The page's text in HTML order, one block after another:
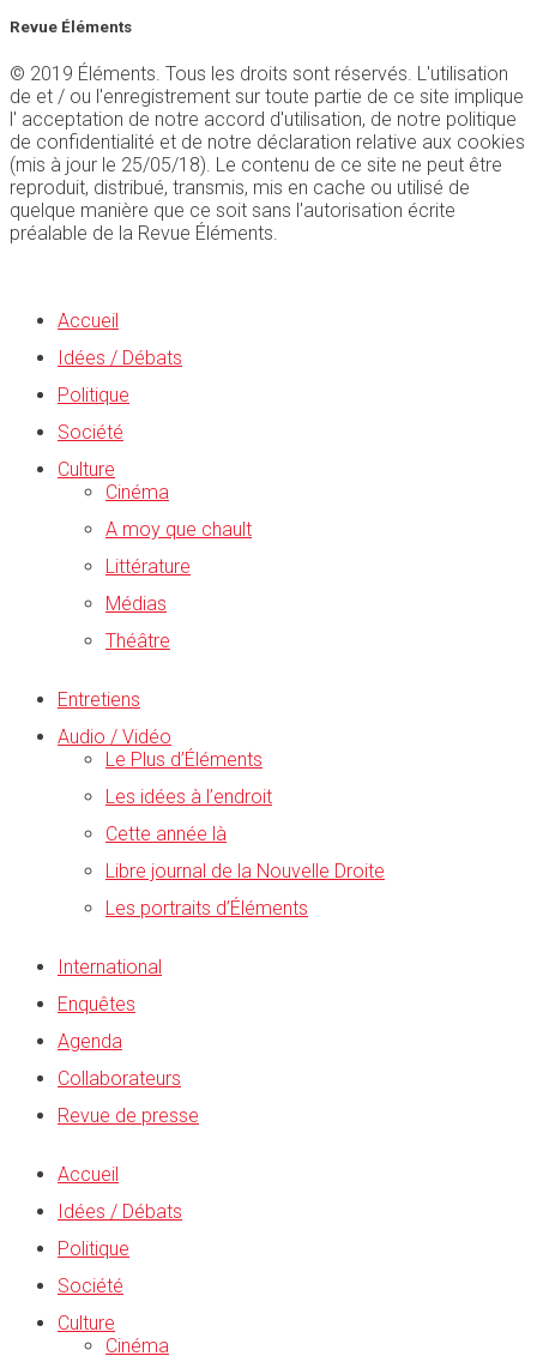
Revue Éléments
© 2019 Éléments. Tous les droits sont réservés. L'utilisation
de et / ou l'enregistrement sur toute partie de ce site implique
l' acceptation de notre accord d'utilisation, de notre politique
de confidentialité et de notre déclaration relative aux cookies
(mis à jour le 25/05/18). Le contenu de ce site ne peut être
reproduit, distribué, transmis, mis en cache ou utilisé de
quelque manière que ce soit sans l'autorisation écrite
préalable de la Revue Éléments.
Accueil
Idées / Débats
Politique
Société
Culture
Cinéma
A moy que chault
Littérature
Médias
Théâtre
Entretiens
Audio / Vidéo
Le Plus d’Éléments
Les idées à l’endroit
Cette année là
Libre journal de la Nouvelle Droite
Les portraits d’Éléments
International
Enquêtes
Agenda
Collaborateurs
Revue de presse
Accueil
Idées / Débats
Politique
Société
Culture
Cinéma